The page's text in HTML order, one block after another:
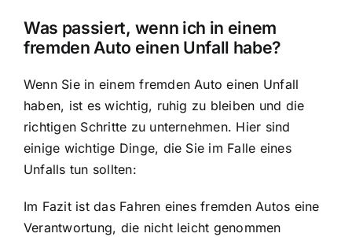
Was passiert, wenn ich in einem
fremden Auto einen Unfall habe?
Wenn Sie in einem fremden Auto einen Unfall
haben, ist es wichtig, ruhig zu bleiben und die
richtigen Schritte zu unternehmen. Hier sind
einige wichtige Dinge, die Sie im Falle eines
Unfalls tun sollten:
Im Fazit ist das Fahren eines fremden Autos eine
Verantwortung, die nicht leicht genommen